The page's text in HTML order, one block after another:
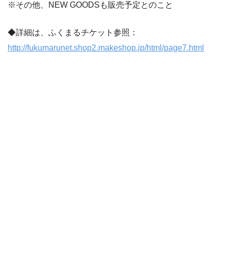
※その他、NEW GOODSも販売予定とのこと
◆詳細は、ふくまるチケット参照：
http://fukumarunet.shop2.makeshop.jp/html/page7.html